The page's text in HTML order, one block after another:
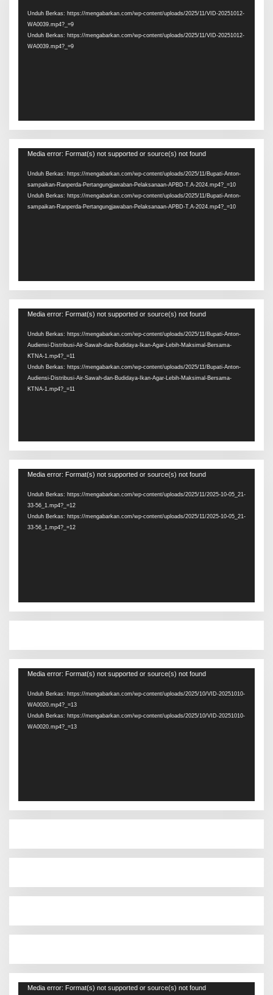
Unduh Berkas: https://mengabarkan.com/wp-content/uploads/2025/11/VID-20251012-
WA0039.mp4?_=9
Unduh Berkas: https://mengabarkan.com/wp-content/uploads/2025/11/VID-20251012-
WA0039.mp4?_=9
Pemutar
Media error: Format(s) not supported or source(s) not found
Unduh Berkas: https://mengabarkan.com/wp-content/uploads/2025/11/Bupati-Anton-
sampaikan-Ranperda-Pertangungjawaban-Pelaksanaan-APBD-T.A-2024.mp4?_=10
Unduh Berkas: https://mengabarkan.com/wp-content/uploads/2025/11/Bupati-Anton-
sampaikan-Ranperda-Pertangungjawaban-Pelaksanaan-APBD-T.A-2024.mp4?_=10
Pemutar
Media error: Format(s) not supported or source(s) not found
Unduh Berkas: https://mengabarkan.com/wp-content/uploads/2025/11/Bupati-Anton-
Audiensi-Distribusi-Air-Sawah-dan-Budidaya-Ikan-Agar-Lebih-Maksimal-Bersama-
KTNA-1.mp4?_=11
Unduh Berkas: https://mengabarkan.com/wp-content/uploads/2025/11/Bupati-Anton-
Audiensi-Distribusi-Air-Sawah-dan-Budidaya-Ikan-Agar-Lebih-Maksimal-Bersama-
KTNA-1.mp4?_=11
Pemutar
Media error: Format(s) not supported or source(s) not found
Unduh Berkas: https://mengabarkan.com/wp-content/uploads/2025/11/2025-10-05_21-
33-56_1.mp4?_=12
Unduh Berkas: https://mengabarkan.com/wp-content/uploads/2025/11/2025-10-05_21-
33-56_1.mp4?_=12
Pemutar
Media error: Format(s) not supported or source(s) not found
Unduh Berkas: https://mengabarkan.com/wp-content/uploads/2025/10/VID-20251010-
WA0020.mp4?_=13
Unduh Berkas: https://mengabarkan.com/wp-content/uploads/2025/10/VID-20251010-
WA0020.mp4?_=13
Pemutar
Media error: Format(s) not supported or source(s) not found